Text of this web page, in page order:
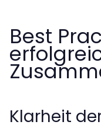
Best
Klarheit